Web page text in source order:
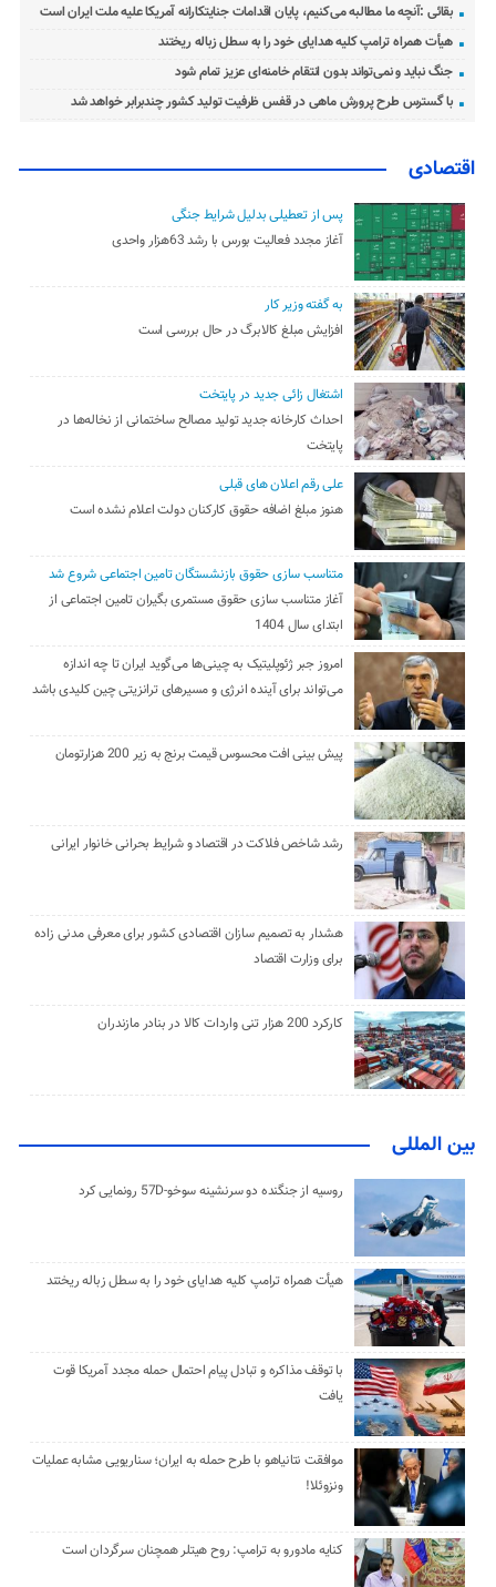
بقائی :آنچه ما مطالبه می‌کنیم، پایان اقدامات جنایتکارانه آمریکا علیه ملت ایران است
هیأت همراه ترامپ کلیه هدایای خود را به سطل زباله ریختند
جنگ نباید و نمی‌تواند بدون انتقام خامنه‌ای عزیز تمام شود
با گسترس طرح پرورش ماهی در قفس ظرفیت تولید کشور چندبرابر خواهد شد
اقتصادی
پس از تعطیلی بدلیل شرایط جنگی
آغاز مجدد فعالیت بورس با رشد 63هزار واحدی
به گفته وزیر کار
افزایش مبلغ کالابرگ در حال بررسی است
اشتغال زائی جدید در پایتخت
احداث کارخانه جدید تولید مصالح ساختمانی از نخاله‌ها در
پایتخت
علی رقم اعلان های قبلی
هنوز مبلغ اضافه حقوق کارکنان دولت اعلام نشده است
متناسب سازی حقوق بازنشستگان تامین اجتماعی شروع شد
آغاز متناسب سازی حقوق مستمری بگیران تامین اجتماعی از
ابتدای سال 1404
امروز جبر ژئوپلیتیک به چینی‌ها می‌گوید ایران تا چه اندازه
می‌تواند برای آینده انرژی و مسیرهای ترانزیتی چین کلیدی باشد
پیش بینی افت محسوس قیمت برنج به زیر 200 هزارتومان
رشد شاخص فلاکت در اقتصاد و شرایط بحرانی خانوار ایرانی
هشدار به تصمیم سازان اقتصادی کشور برای معرفی مدنی زاده
برای وزارت اقتصاد
کارکرد 200 هزار تنی واردات کالا در بنادر مازندران
بین المللی
روسیه از جنگنده دو سرنشینه سوخو-57D رونمایی کرد
هیأت همراه ترامپ کلیه هدایای خود را به سطل زباله ریختند
با توقف مذاکره و تبادل پیام احتمال حمله مجدد آمریکا قوت
یافت
موافقت نتانیاهو با طرح حمله به ایران؛ سناریویی مشابه عملیات
ونزوئلا!
کنایه مادورو به ترامپ: روح هیتلر همچنان سرگردان است